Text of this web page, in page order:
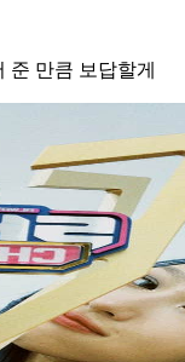
준 만큼 보답할게